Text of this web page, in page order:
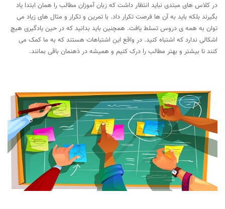
در کلاس های مبتدی نباید انتظار داشت که زبان آموزان مطالب را همان ابتدا یاد
بگیرند بلکه باید به آن ها فرصت تکرار داد. با تمرین و تکرار و مثال های زیاد می
توان به همه ی دروس تسلط یافت. همچنین باید بدانید که در حین یادگیری هیچ
اشکالی ندارد که اشتباه کنید. در واقع این اشتباهات هستند که به ما کمک می
کنند تا بیشتر و بهتر مطالب را درک کنیم و همیشه در ذهنمان باقی بمانند.